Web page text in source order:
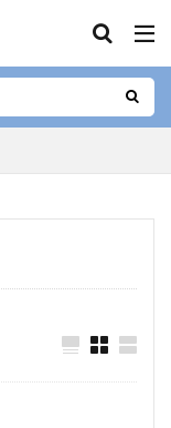
ベジタリアン